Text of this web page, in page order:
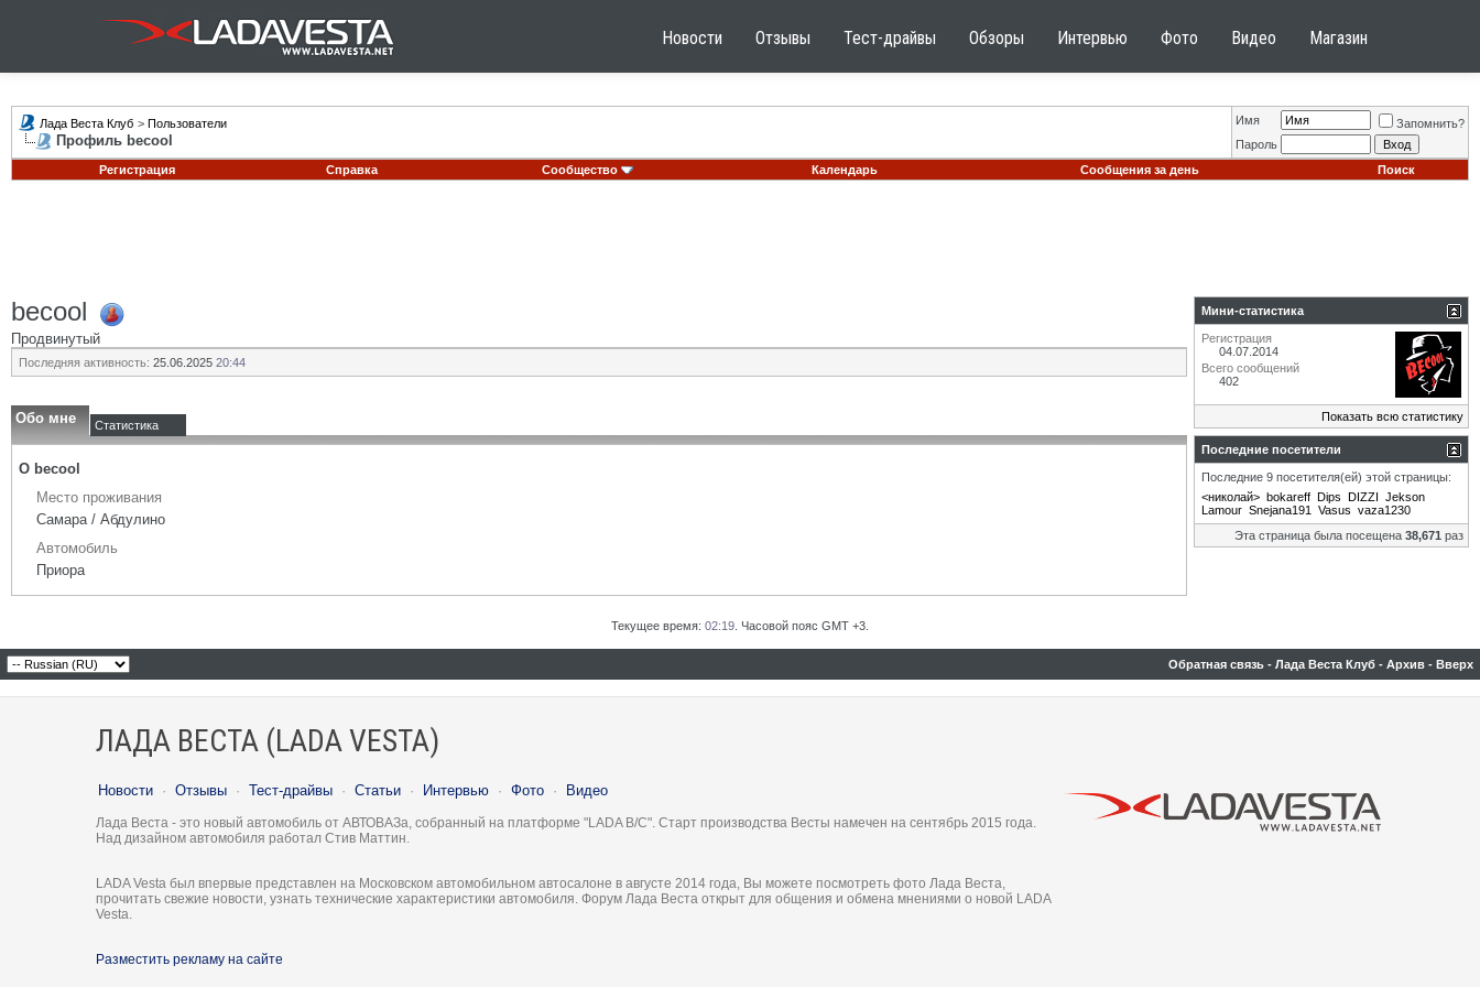
Новости Отзывы Тест-драйвы Обзоры Интервью Фото Видео Магазин
Лада Веста Клуб > Пользователи
Профиль becool
Имя
Запомнить?
Пароль
Регистрация
Справка Сообщество Календарь Сообщения за день Поиск
becool
Продвинутый
Последняя активность: 25.06.2025 20:44
Обо мне Статистика
О becool
Место проживания
Самара / Абдулино
Автомобиль
Приора
Мини-статистика
Регистрация
04.07.2014
Всего сообщений
402
Показать всю статистику
Последние посетители
Последние 9 посетителя(ей) этой страницы:
<николай> bokareff Dips DIZZI Jekson
Lamour Snejana191 Vasus vaza1230
Эта страница была посещена 38,671 раз
Текущее время: 02:19 . Часовой пояс GMT +3.
Обратная связь - Лада Веста Клуб - Архив - Вверх
ЛАДА ВЕСТА (LADA VESTA)
Новости · Отзывы · Тест-драйвы · Статьи · Интервью · Фото · Видео
Лада Веста - это новый автомобиль от АВТОВАЗа, собранный на платформе "LADA B/C". Старт производства Весты намечен на сентябрь 2015 года.
Над дизайном автомобиля работал Стив Маттин.
LADA Vesta был впервые представлен на Московском автомобильном автосалоне в августе 2014 года, Вы можете посмотреть фото Лада Веста,
прочитать свежие новости, узнать технические характеристики автомобиля. Форум Лада Веста открыт для общения и обмена мнениями о новой LADA
Vesta.
Разместить рекламу на сайте